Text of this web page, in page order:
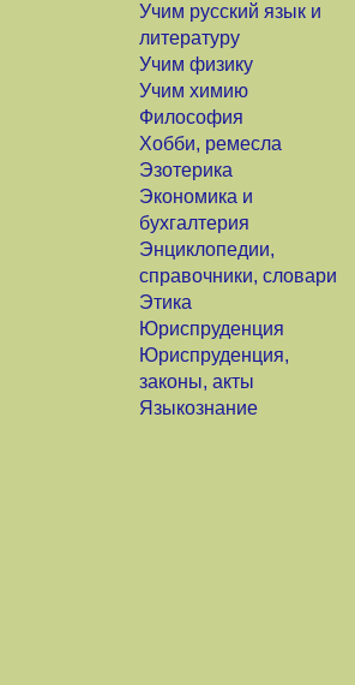
Учим русский язык и
литературу
Учим физику
Учим химию
Философия
Хобби, ремесла
Эзотерика
Экономика и
бухгалтерия
Энциклопедии,
справочники, словари
Этика
Юриспруденция
Юриспруденция,
законы, акты
Языкознание